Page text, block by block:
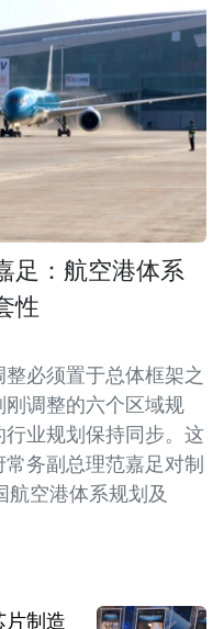
足：航空港体系
性
必须置于总体框架之
调整的六个区域规
业规划保持同步。这
务副总理范嘉足对制
航空港体系规划及
片制造